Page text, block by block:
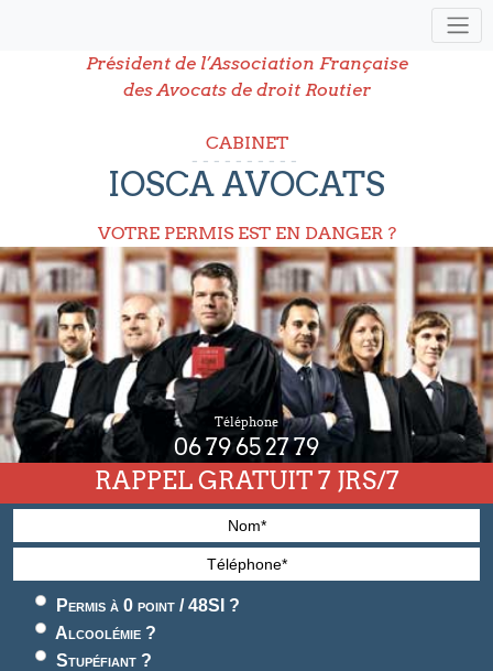
Président de l’Association Française
des Avocats de droit Routier
CABINET
IOSCA AVOCATS
VOTRE PERMIS EST EN DANGER ?
Téléphone
06 79 65 27 79
RAPPEL GRATUIT 7 JRS/7
Permis à 0 point / 48SI ?
Alcoolémie ?
Stupéfiant ?